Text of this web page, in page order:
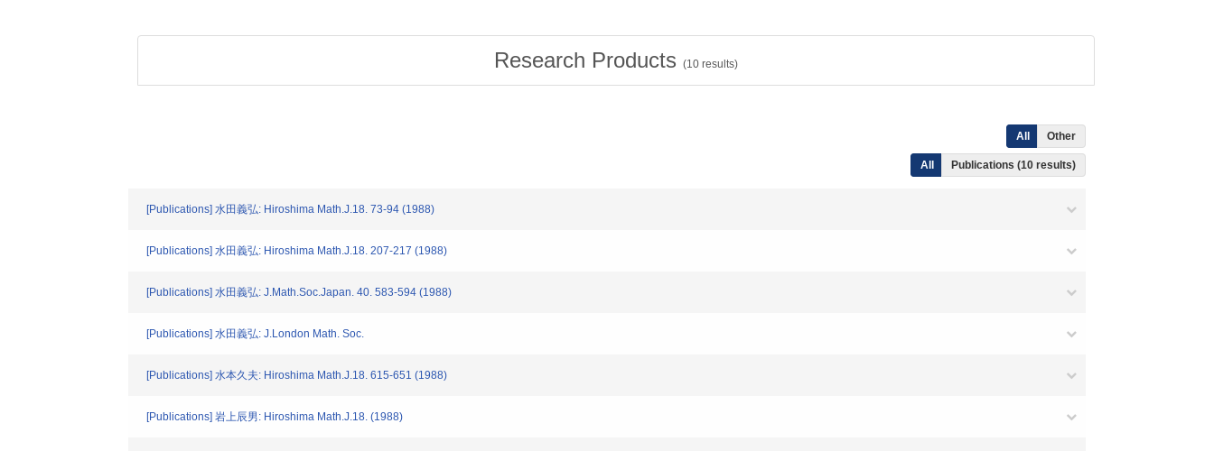
Research Products (10 results)
All Other
All Publications (10 results)
[Publications] 水田義弘: Hiroshima Math.J.18. 73-94 (1988)
[Publications] 水田義弘: Hiroshima Math.J.18. 207-217 (1988)
[Publications] 水田義弘: J.Math.Soc.Japan. 40. 583-594 (1988)
[Publications] 水田義弘: J.London Math. Soc.
[Publications] 水本久夫: Hiroshima Math.J.18. 615-651 (1988)
[Publications] 岩上辰男: Hiroshima Math.J.18. (1988)